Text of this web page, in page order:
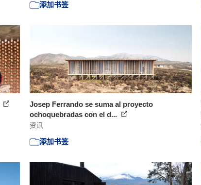
添加书签
Josep Ferrando se suma al proyecto
ochoquebradas con el d...
资讯
添加书签